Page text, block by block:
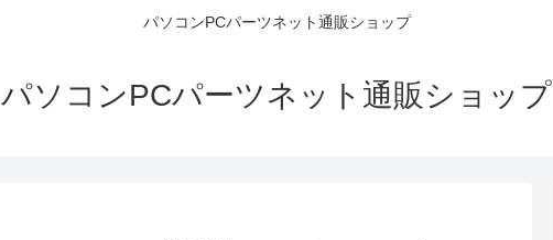
パソコンPCパーツネット通販ショップ
パソコンPCパーツネット通販ショップ